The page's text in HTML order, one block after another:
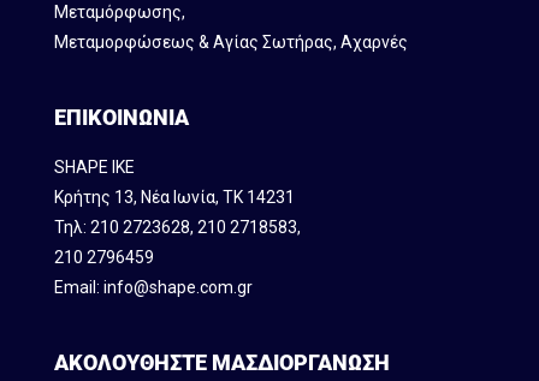
Mεταμόρφωσης,
Μεταμορφώσεως & Αγίας Σωτήρας, Αχαρνές
ΕΠΙΚΟΙΝΩΝΙΑ
SHAPE IKE
Κρήτης 13, Νέα Ιωνία, ΤΚ 14231
Τηλ: 210 2723628, 210 2718583,
210 2796459
Email: info@shape.com.gr
ΑΚΟΛΟΥΘΗΣΤΕ ΜΑΣΔΙΟΡΓΑΝΩΣΗ